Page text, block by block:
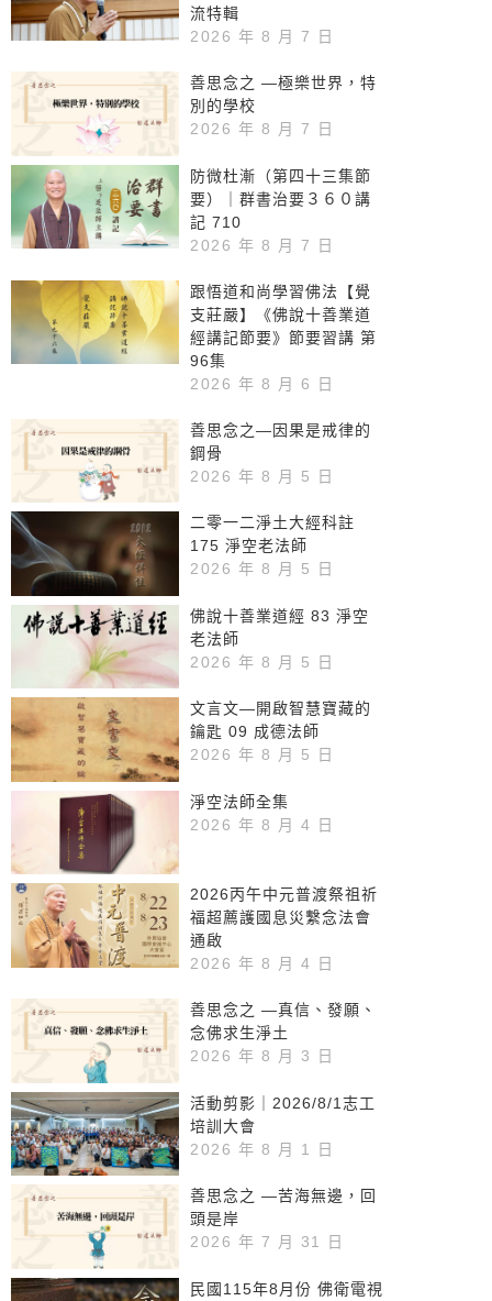
流特輯
2026 年 8 月 7 日
善思念之 —極樂世界，特
別的學校
2026 年 8 月 7 日
防微杜漸（第四十三集節
要）｜群書治要３６０講
記 710
2026 年 8 月 7 日
跟悟道和尚學習佛法【覺
支莊嚴】《佛說十善業道
經講記節要》節要習講 第
96集
2026 年 8 月 6 日
善思念之—因果是戒律的
鋼骨
2026 年 8 月 5 日
二零一二淨土大經科註
175 淨空老法師
2026 年 8 月 5 日
佛說十善業道經 83 淨空
老法師
2026 年 8 月 5 日
文言文—開啟智慧寶藏的
鑰匙 09 成德法師
2026 年 8 月 5 日
淨空法師全集
2026 年 8 月 4 日
2026丙午中元普渡祭祖祈
福超薦護國息災繫念法會
通啟
2026 年 8 月 4 日
善思念之 —真信、發願、
念佛求生淨土
2026 年 8 月 3 日
活動剪影｜2026/8/1志工
培訓大會
2026 年 8 月 1 日
善思念之 —苦海無邊，回
頭是岸
2026 年 7 月 31 日
民國115年8月份 佛衛電視